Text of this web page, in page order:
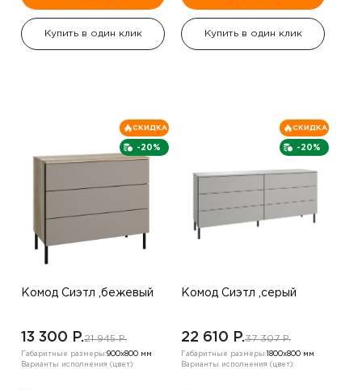
Купить в один клик Купить в один клик
-20%
СКИДКА
Комод Сиэтл ,бежевый
13 300 P.21 945 P.
Габаритные размеры:900х800 мм
Варианты исполнения (цвет):
-20%
СКИДКА
Комод Сиэтл ,серый
22 610 P.37 307 P.
Габаритные размеры: 1800х800 мм
Варианты исполнения (цвет):